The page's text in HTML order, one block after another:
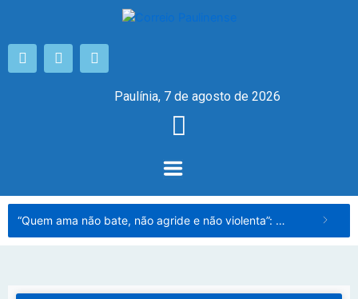
Paulínia, 7 de agosto de 2026
“Quem ama não bate, não agride e não violenta”: campanha pelo fim da violência contra a mulher começa nesta sexta